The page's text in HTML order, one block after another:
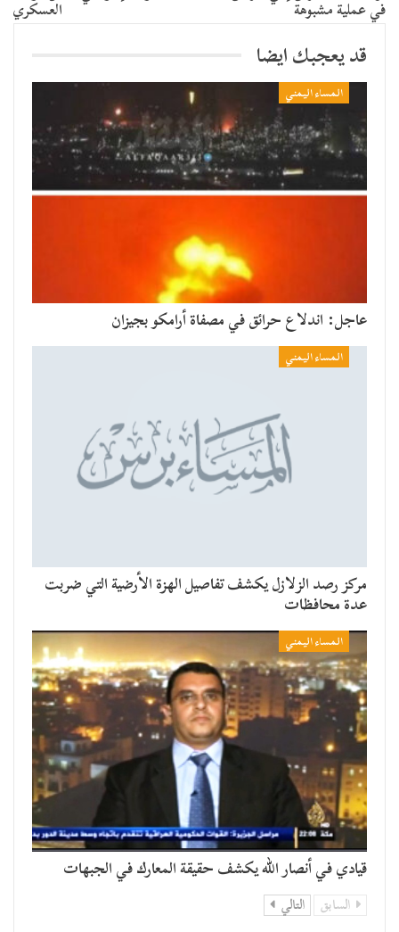
في عملية مشبوهة العسكري
قد يعجبك ايضا
المساء اليمني
عاجل: اندلاع حرائق في مصفاة أرامكو بجيزان
المساء اليمني
مركز رصد الزلازل يكشف تفاصيل الهزة الأرضية التي ضربت
عدة محافظات
المساء اليمني
قيادي في أنصار الله يكشف حقيقة المعارك في الجبهات
السابق التالي